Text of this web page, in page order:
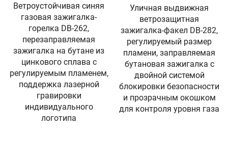
Ветроустойчивая синяя
газовая зажигалка-
горелка DB-262,
перезаправляемая
зажигалка на бутане из
цинкового сплава с
регулируемым пламенем,
поддержка лазерной
гравировки
индивидуального
логотипа
Уличная выдвижная
ветрозащитная
зажигалка-факел DB-282,
регулируемый размер
пламени, заправляемая
бутановая зажигалка с
двойной системой
блокировки безопасности
и прозрачным окошком
для контроля уровня газа